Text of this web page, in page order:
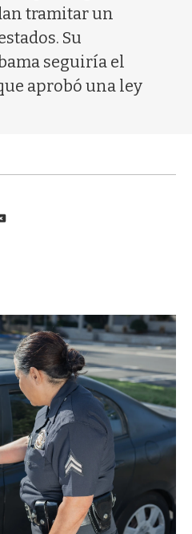
tramitar un
Su
seguiría el
aprobó una ley